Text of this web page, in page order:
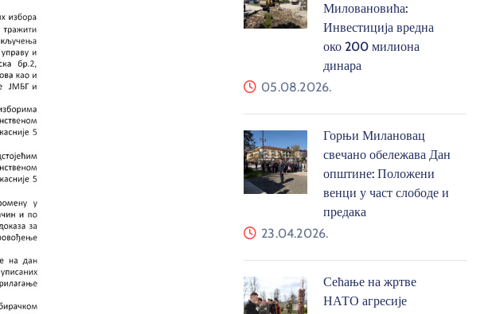
Миловановића:
Инвестиција вредна
око 200 милиона
динара
05.08.2026.
Горњи Милановац
свечано обележава Дан
општине: Положени
венци у част слободе и
предака
23.04.2026.
Сећање на жртве
НАТО агресије